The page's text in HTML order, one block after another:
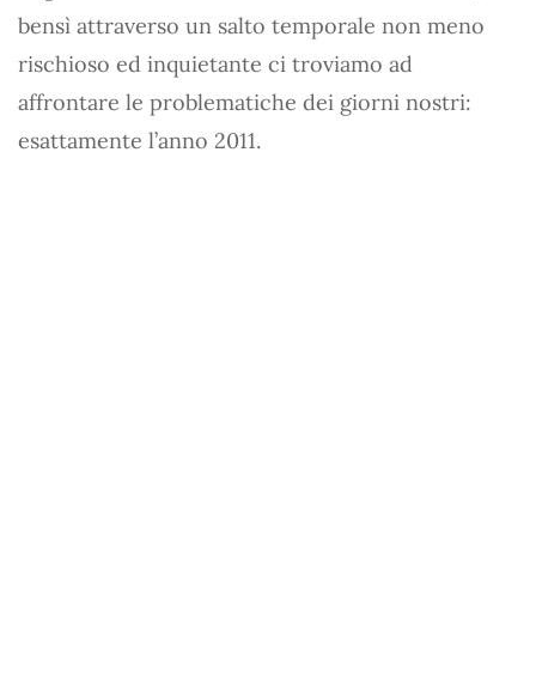
bensì attraverso un salto temporale non meno
rischioso ed inquietante ci troviamo ad
affrontare le problematiche dei giorni nostri:
esattamente l’anno 2011.